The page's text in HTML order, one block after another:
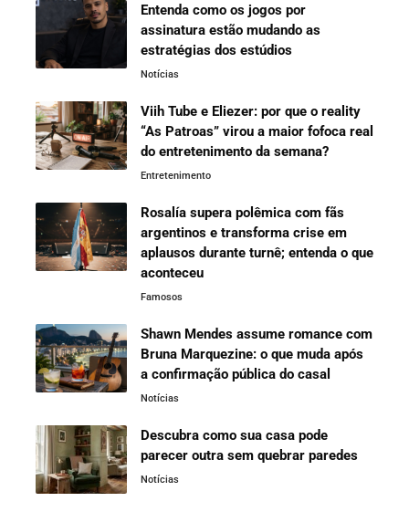
Entenda como os jogos por
assinatura estão mudando as
estratégias dos estúdios
Notícias
Viih Tube e Eliezer: por que o reality
“As Patroas” virou a maior fofoca real
do entretenimento da semana?
Entretenimento
Rosalía supera polêmica com fãs
argentinos e transforma crise em
aplausos durante turnê; entenda o que
aconteceu
Famosos
Shawn Mendes assume romance com
Bruna Marquezine: o que muda após
a confirmação pública do casal
Notícias
Descubra como sua casa pode
parecer outra sem quebrar paredes
Notícias